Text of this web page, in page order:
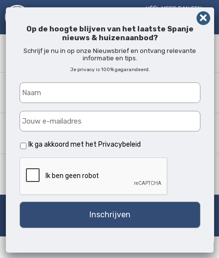
VÉÉL MEER DAN EEN
Waar?
Alle locaties
Woningtype
Alle soorten
Zoeken
Op de hoogte blijven van het laatste Spanje
nieuws & huizenaanbod?
Schrijf je nu in op onze Nieuwsbrief en ontvang relevante
informatie en tips.
Je privacy is 100% gegarandeerd.
Ik ga akkoord met het Privacybeleid